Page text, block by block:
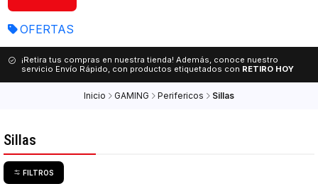
OFERTAS
¡Retira tus compras en nuestra tienda! Además, conoce nuestro
servicio Envío Rápido, con productos etiquetados con RETIRO HOY
Inicio GAMING Perifericos Sillas
Sillas
FILTROS